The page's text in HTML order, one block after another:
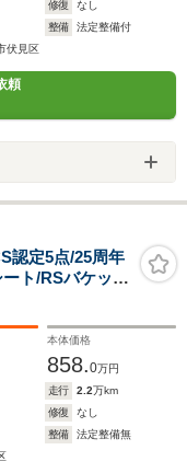
修復
なし
整備
法定整備付
伏見区
頼
定5点/25周年
ト/RSバケット
プラス/デコラ
バー/ブラック
本体価格
858.0万円
走行 2.2万km
修復
なし
整備
法定整備無